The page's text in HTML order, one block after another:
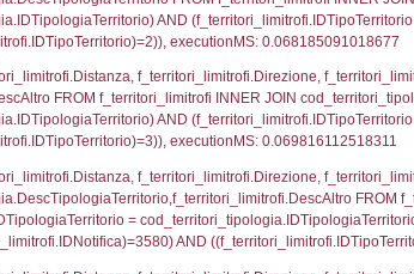
el_comuni.IstComune) LEFT JOIN
el_regioni.IstRegione) LEFT JOIN
a1_stabilimento.IstProvinciaSL =
IDNotifica=3580, executionMS:
sql: SELECT a2p.Cognome,
(((a2p.IDNotifica)=3580) AND
sql: SELECT a2p.Cognome, a2p.Nome